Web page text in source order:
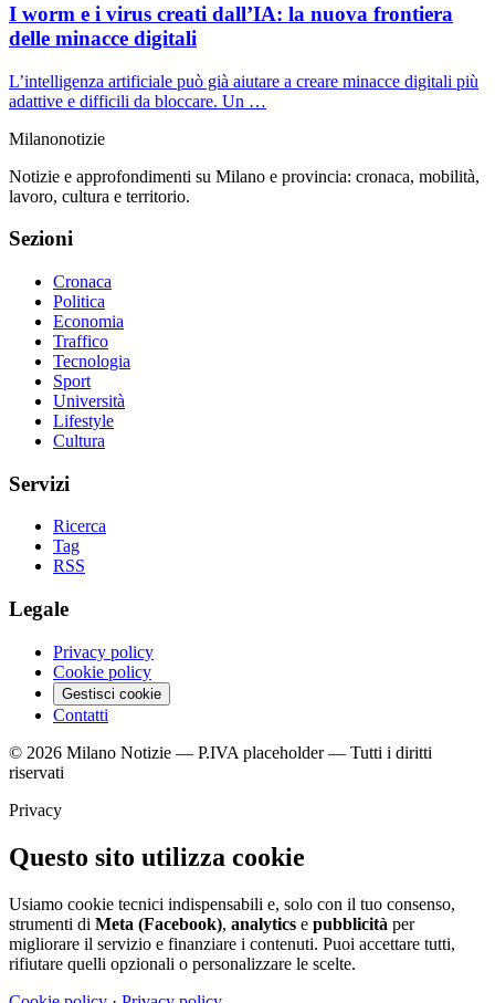
I worm e i virus creati dall’IA: la nuova frontiera
delle minacce digitali
L’intelligenza artificiale può già aiutare a creare minacce digitali più
adattive e difficili da bloccare. Un …
Milanonotizie
Notizie e approfondimenti su Milano e provincia: cronaca, mobilità,
lavoro, cultura e territorio.
Sezioni
Cronaca
Politica
Economia
Traffico
Tecnologia
Sport
Università
Lifestyle
Cultura
Servizi
Ricerca
Tag
RSS
Legale
Privacy policy
Cookie policy
Gestisci cookie
Contatti
© 2026 Milano Notizie — P.IVA placeholder — Tutti i diritti
riservati
Privacy
Questo sito utilizza cookie
Usiamo cookie tecnici indispensabili e, solo con il tuo consenso,
strumenti di Meta (Facebook), analytics e pubblicità per
migliorare il servizio e finanziare i contenuti. Puoi accettare tutti,
rifiutare quelli opzionali o personalizzare le scelte.